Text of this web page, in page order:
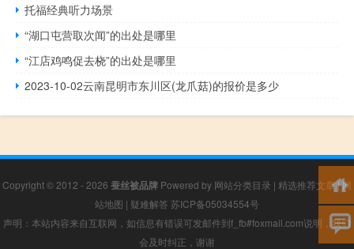
托福经典听力场景
“湖口屯营取次闻”的出处是哪里
“江店鸡鸣促去桡”的出处是哪里
2023-10-02云南昆明市东川区(龙爪菇)的报价是多少
Copyright © 2012 - 2026 蚕丝被品牌 Powered by 网站分类目录 | 精选推荐文章|网
站地图 | 疑难解答 苏ICP备05034554号
声明：本站内容来自互联网，如信息有错误可发邮件到f_fb#foxmail.com说明，我们
会及时纠正，谢谢